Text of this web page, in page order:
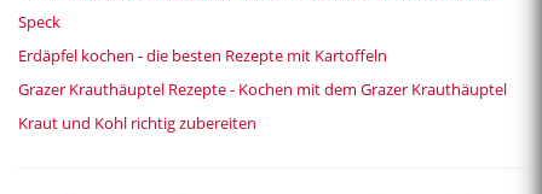
Speck
Erdäpfel kochen - die besten Rezepte mit Kartoffeln
Grazer Krauthäuptel Rezepte - Kochen mit dem Grazer Krauthäuptel
Kraut und Kohl richtig zubereiten